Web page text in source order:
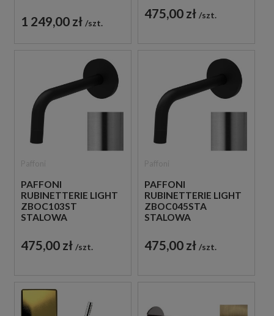
1 249,00 zł szt.
WYLEWKA ŚCIENNA
24,8 CM
475,00 zł szt.
PAFFONI
RUBINETTERIE LIGHT
ZBOC103ST
STALOWA
WYLEWKA ŚCIENNA
12,3 CM
475,00 zł szt.
PAFFONI
RUBINETTERIE LIGHT
ZBOC045STA
STALOWA
WYLEWKA ŚCIENNA
17,8 CM
475,00 zł szt.